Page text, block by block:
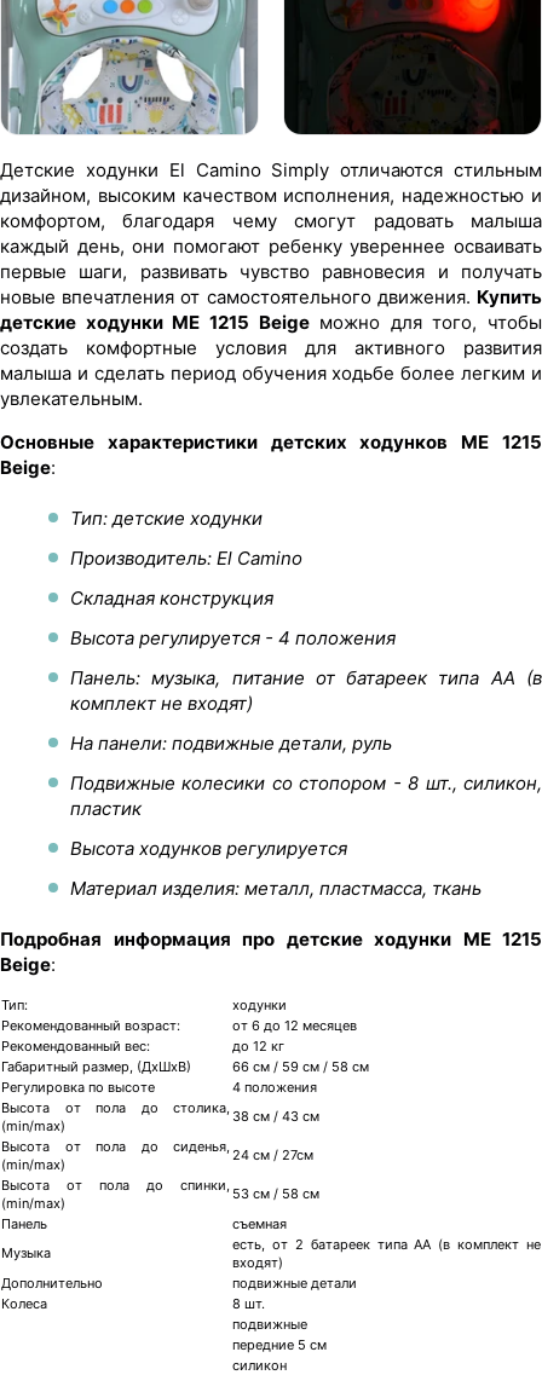
Детские ходунки El Camino Simply отличаются стильным
дизайном, высоким качеством исполнения, надежностью и
комфортом, благодаря чему смогут радовать малыша
каждый день, они помогают ребенку увереннее осваивать
первые шаги, развивать чувство равновесия и получать
новые впечатления от самостоятельного движения. Купить
детские ходунки ME 1215 Beigeможно для того, чтобы
создать комфортные условия для активного развития
малыша и сделать период обучения ходьбе более легким и
увлекательным.
Основные характеристики детских ходунков ME 1215
Beige:
Тип: детские ходунки
Производитель: El Camino
Складная конструкция
Высота регулируется - 4 положения
Панель: музыка, питание от батареек типа AA (в
комплект не входят)
На панели: подвижные детали, руль
Подвижные колесики со стопором - 8 шт., силикон,
пластик
Высота ходунков регулируется
Материал изделия: металл, пластмасса, ткань
Подробная информация про детские ходунки ME 1215
Beige:
Тип:
ходунки
Рекомендованный возраст:
от 6 до 12 месяцев
Рекомендованный вес:
до 12 кг
Габаритный размер, (ДхШхВ)
66 см / 59 см / 58 см
Регулировка по высоте
4 положения
Высота от пола до столика,
(min/max)
38 см / 43 см
Высота от пола до сиденья,
(min/max)
24 см / 27см
Высота от пола до спинки,
(min/max)
53 см / 58 см
Панель
съемная
Музыка
есть, от 2 батареек типа АА (в комплект не
входят)
Дополнительно
подвижные детали
Колеса
8 шт.
подвижные
передние 5 см
силикон